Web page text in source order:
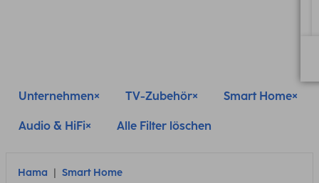
Unternehmen TV-Zubehör Smart Home
Audio & HiFi Alle Filter löschen
Hama Smart Home